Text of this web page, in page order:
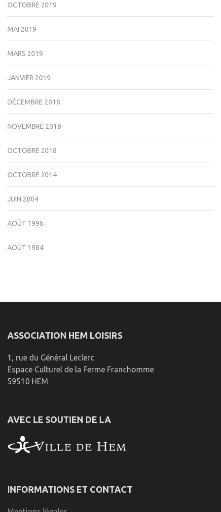
OCTOBRE 2019
MAI 2019
MARS 2019
JANVIER 2019
DÉCEMBRE 2018
NOVEMBRE 2018
OCTOBRE 2018
OCTOBRE 2014
JUIN 2004
AOÛT 1996
AOÛT 1984
ASSOCIATION HEM LOISIRS
1, rue du Général Leclerc
Espace Culturel de la Ferme Franchomme
59510 HEM
AVEC LE SOUTIEN DE LA
INFORMATIONS ET CONTACT